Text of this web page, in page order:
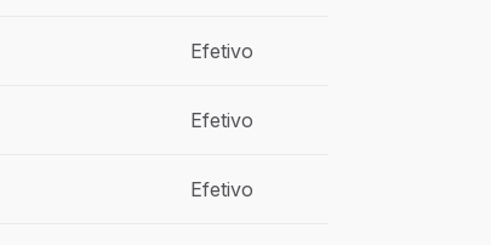
Efetivo
Efetivo
Efetivo